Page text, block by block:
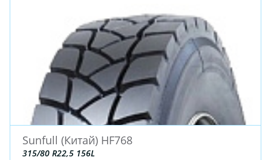
Sunfull (Китай) HF768
315/80 R22,5 156L